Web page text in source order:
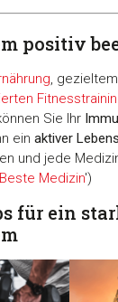
positiv
, gezieltem
Sie Ihr
einaktiver
und jede
Medizin')
für ein